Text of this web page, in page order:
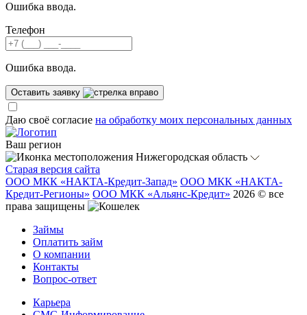
Ошибка ввода.
Телефон
Ошибка ввода.
Оставить заявку
Даю своё согласие на обработку моих персональных данных
Ваш регион
Нижегородская область
Старая версия сайта
ООО МКК «НАКТА-Кредит-Запад» ООО МКК «НАКТА-
Кредит-Регионы» ООО МКК «Альянс-Кредит» 2026 © все
права защищены
Займы
Оплатить займ
О компании
Контакты
Вопрос-ответ
Карьера